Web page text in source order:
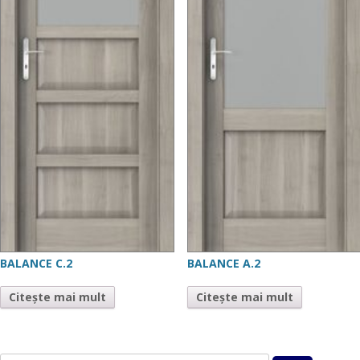
BALANCE C.2
Citește mai mult
BALANCE A.2
Citește mai mult